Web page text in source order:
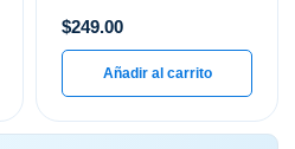
$249.00
Añadir al carrito